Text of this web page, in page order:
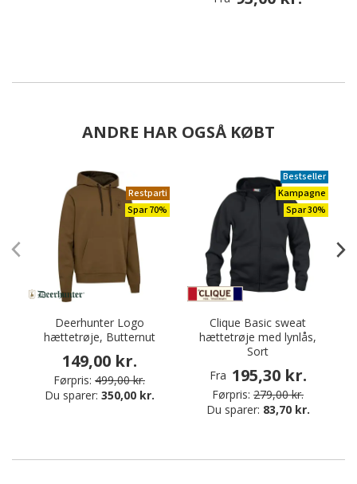
ANDRE HAR OGSÅ KØBT
Restparti
Spar 70%
Deerhunter Logo
hættetrøje, Butternut
149,00 kr.
Førpris: 499,00 kr.
Du sparer: 350,00 kr.
Bestseller
Kampagne
Spar 30%
Clique Basic sweat
hættetrøje med lynlås,
Sort
Fra 195,30 kr.
Førpris: 279,00 kr.
Du sparer: 83,70 kr.